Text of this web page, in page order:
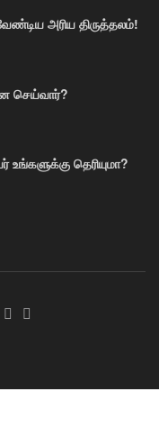
அரிய திருத்தலம்!
செய்வார்?
தெரியுமா?